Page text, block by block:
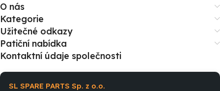
O nás
Kategorie
Užitečné odkazy
Patiční nabídka
Kontaktní údaje společnosti
SL SPARE PARTS Sp. z o.o.